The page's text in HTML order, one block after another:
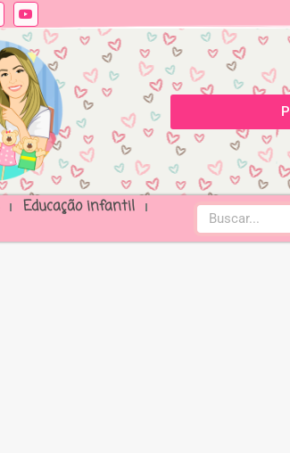
Educação infantil